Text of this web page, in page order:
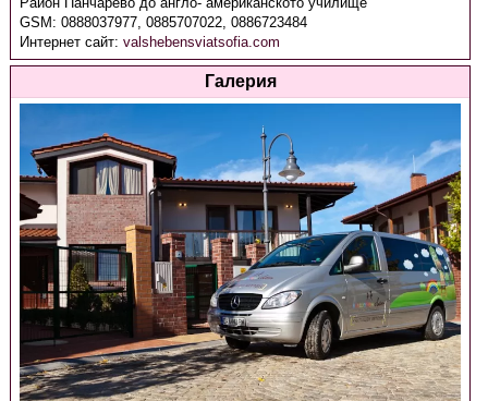
GSM:0888037977, 0885707022, 0886723484
Интернет сайт:valshebensviatsofia.com
Галерия